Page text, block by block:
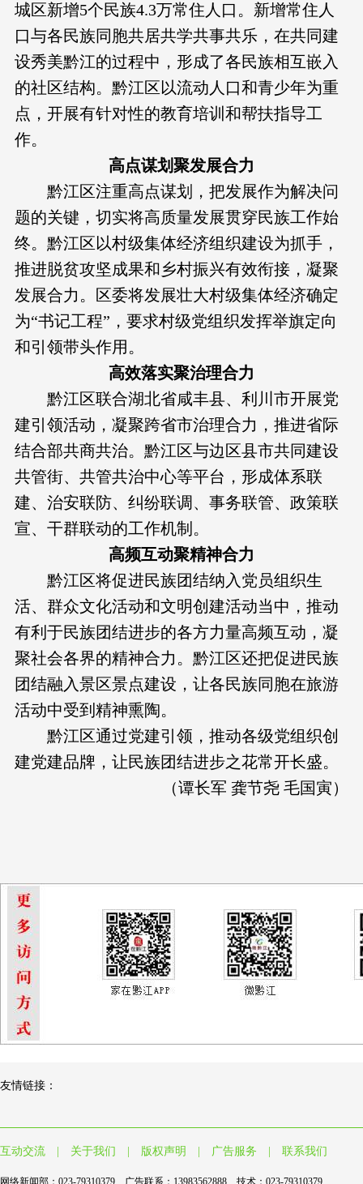
城区新增5个民族4.3万常住人口。新增常住人
口与各民族同胞共居共学共事共乐，在共同建
设秀美黔江的过程中，形成了各民族相互嵌入
的社区结构。黔江区以流动人口和青少年为重
点，开展有针对性的教育培训和帮扶指导工
作。
高点谋划聚发展合力
黔江区注重高点谋划，把发展作为解决问
题的关键，切实将高质量发展贯穿民族工作始
终。黔江区以村级集体经济组织建设为抓手，
推进脱贫攻坚成果和乡村振兴有效衔接，凝聚
发展合力。区委将发展壮大村级集体经济确定
为“书记工程”，要求村级党组织发挥举旗定向
和引领带头作用。
高效落实聚治理合力
黔江区联合湖北省咸丰县、利川市开展党
建引领活动，凝聚跨省市治理合力，推进省际
结合部共商共治。黔江区与边区县市共同建设
共管街、共管共治中心等平台，形成体系联
建、治安联防、纠纷联调、事务联管、政策联
宣、干群联动的工作机制。
高频互动聚精神合力
黔江区将促进民族团结纳入党员组织生
活、群众文化活动和文明创建活动当中，推动
有利于民族团结进步的各方力量高频互动，凝
聚社会各界的精神合力。黔江区还把促进民族
团结融入景区景点建设，让各民族同胞在旅游
活动中受到精神熏陶。
黔江区通过党建引领，推动各级党组织创
建党建品牌，让民族团结进步之花常开长盛。
（谭长军 龚节尧 毛国寅）
友情链接：
互动交流 关于我们 版权声明 广告服务 联系我们
网络新闻部：023-79310379 广告联系：13983562888 技术：023-79310379